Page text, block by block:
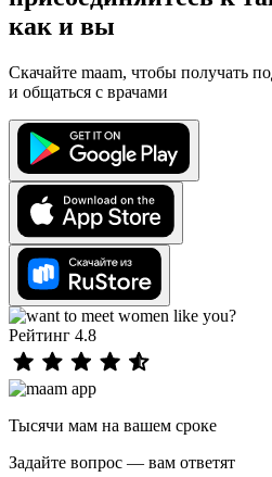
как и вы
Скачайте maam, чтобы получать
и общаться с врачами
Рейтинг 4.8
Тысячи мам на вашем сроке
Задайте вопрос — вам ответят